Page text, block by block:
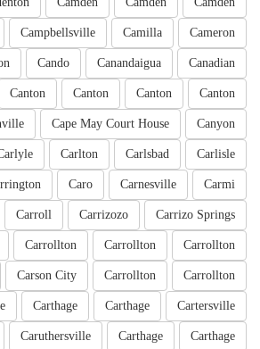
Cameron
Camilla
Campbellsville
Canadian
Canandaigua
Cando
Canton
Canton
Canton
Canton
Canyon
Cape May Court House
Carlisle
Carlsbad
Carlton
Carmi
Carnesville
Caro
Carrizo Springs
Carrizozo
Carroll
Carrollton
Carrollton
Carrollton
Carrollton
Carrollton
Carson City
Cartersville
Carthage
Carthage
Carthage
Carthage
Caruthersville